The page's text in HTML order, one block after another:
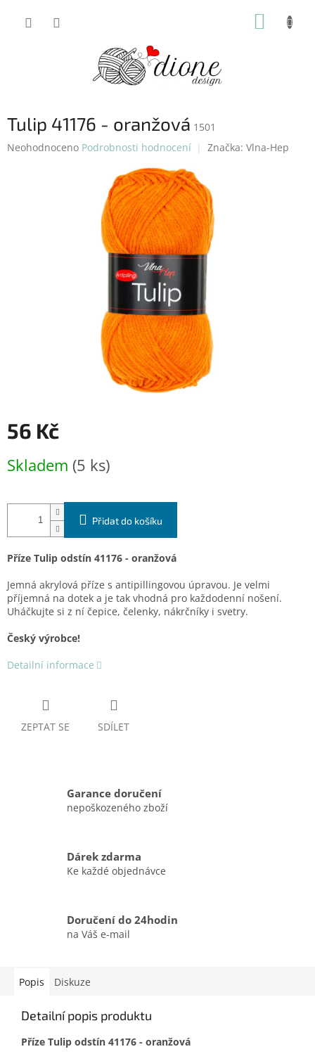
Tulip 41176 - oranžová 1501
Průměrné
Neohodnoceno Podrobnosti hodnocení Značka: Vlna-Hep
56 Kč
cena:
Skladem (5 ks)
Přidat do košíku
Příze Tulip odstín 41176 - oranžová
Jemná akrylová příze s antipillingovou úpravou. Je velmi
příjemná na dotek a je tak vhodná pro každodenní nošení.
Uháčkujte si z ní čepice, čelenky, nákrčníky i svetry.
Český výrobce!
Detailní informace
ZEPTAT SE SDÍLET
Garance doručení
nepoškozeného zboží
Dárek zdarma
Ke každé objednávce
Doručení do 24hodin
na Váš e-mail
Popis Diskuze
Detailní popis produktu
Příze Tulip odstín 41176 - oranžová